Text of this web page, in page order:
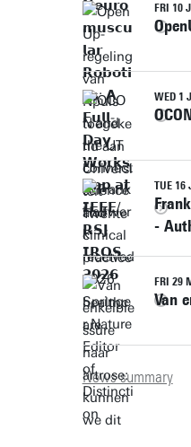
FRI 10
WED 1
TUE 16
-
FRI 29
Van
News summary